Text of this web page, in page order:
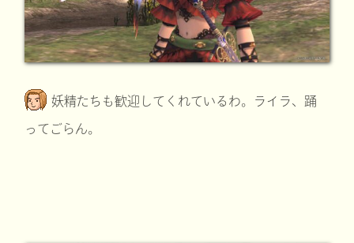
妖精たちも歓迎してくれているわ。ライラ、踊
ってごらん。